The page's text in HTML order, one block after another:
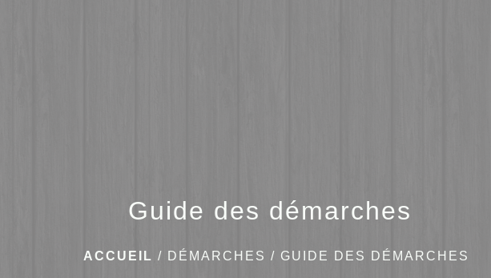
Guide des démarches
ACCUEIL / DÉMARCHES / GUIDE DES DÉMARCHES